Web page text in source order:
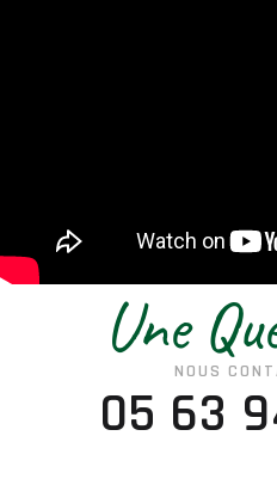
Une
NOUS
05 63